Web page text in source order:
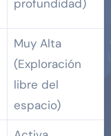
profundidad)
Muy Alta
(Exploración
libre del
espacio)